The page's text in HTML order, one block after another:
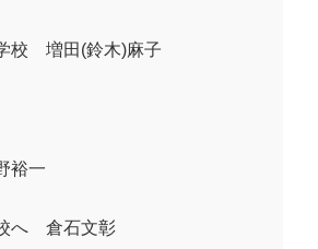
校 増田(鈴木)麻子
裕一
へ 倉石文彰